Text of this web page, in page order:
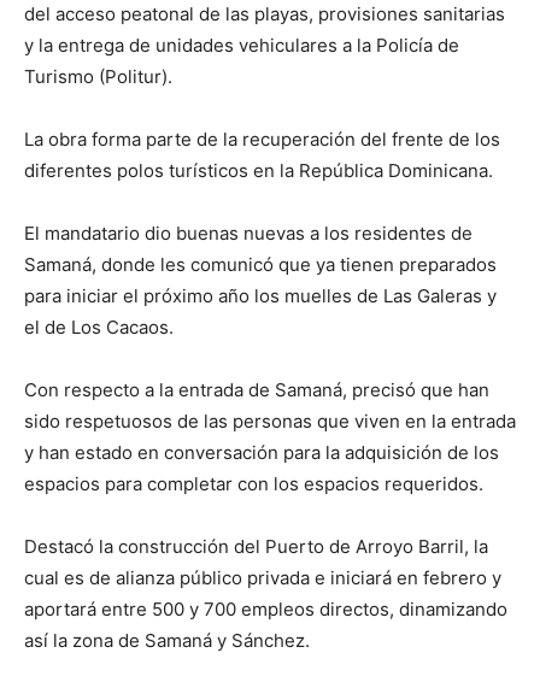
del acceso peatonal de las playas, provisiones sanitarias
y la entrega de unidades vehiculares a la Policía de
Turismo (Politur).
La obra forma parte de la recuperación del frente de los
diferentes polos turísticos en la República Dominicana.
El mandatario dio buenas nuevas a los residentes de
Samaná, donde les comunicó que ya tienen preparados
para iniciar el próximo año los muelles de Las Galeras y
el de Los Cacaos.
Con respecto a la entrada de Samaná, precisó que han
sido respetuosos de las personas que viven en la entrada
y han estado en conversación para la adquisición de los
espacios para completar con los espacios requeridos.
Destacó la construcción del Puerto de Arroyo Barril, la
cual es de alianza público privada e iniciará en febrero y
aportará entre 500 y 700 empleos directos, dinamizando
así la zona de Samaná y Sánchez.